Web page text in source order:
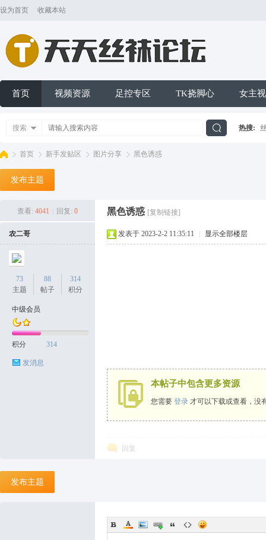
设为首页 收藏本站
首页 视频资源 足控专区 TK挠脚心 女主
搜索 热搜:
首页 新手发贴区 图片分享 黑色诱惑
发布主题
查看: 4041 回复: 0 黑色诱惑 [复制链接]
农二哥
73
主题
88
帖子
314
积分
中级会员
积分 314
发消息
发表于 2023-2-2 11:35:11 显示全部楼层
本帖子中包含更多资源
您需要 登录 才可以下载或查看，没
回复
发布主题